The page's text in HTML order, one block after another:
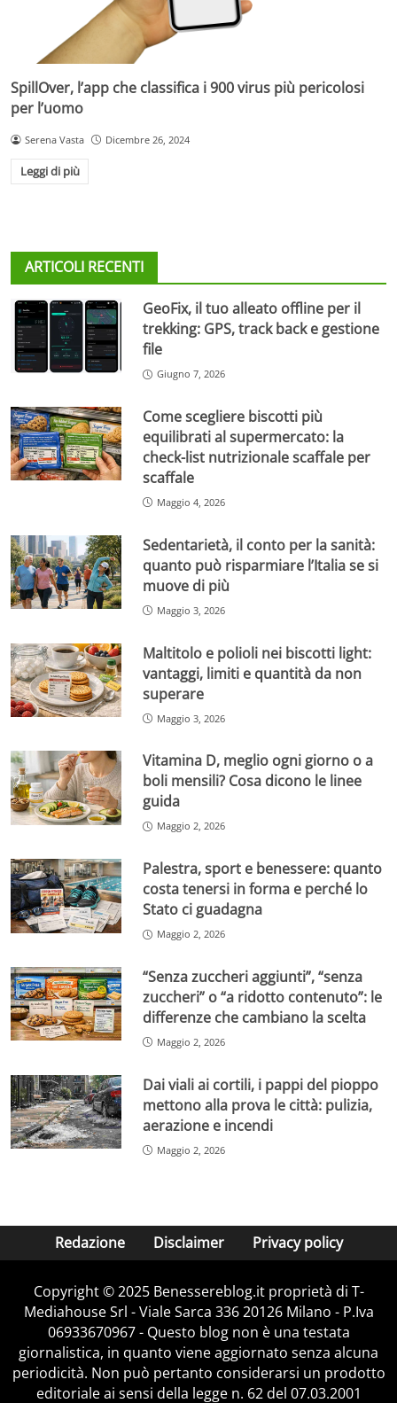
SpillOver, l’app che classifica i 900 virus più pericolosi
per l’uomo
Serena Vasta Dicembre 26, 2024
Leggi di più
ARTICOLI RECENTI
GeoFix, il tuo alleato offline per il
trekking: GPS, track back e gestione
file
Giugno 7, 2026
Come scegliere biscotti più
equilibrati al supermercato: la
check-list nutrizionale scaffale per
scaffale
Maggio 4, 2026
Sedentarietà, il conto per la sanità:
quanto può risparmiare l’Italia se si
muove di più
Maggio 3, 2026
Maltitolo e polioli nei biscotti light:
vantaggi, limiti e quantità da non
superare
Maggio 3, 2026
Vitamina D, meglio ogni giorno o a
boli mensili? Cosa dicono le linee
guida
Maggio 2, 2026
Palestra, sport e benessere: quanto
costa tenersi in forma e perché lo
Stato ci guadagna
Maggio 2, 2026
“Senza zuccheri aggiunti”, “senza
zuccheri” o “a ridotto contenuto”: le
differenze che cambiano la scelta
Maggio 2, 2026
Dai viali ai cortili, i pappi del pioppo
mettono alla prova le città: pulizia,
aerazione e incendi
Maggio 2, 2026
Redazione Disclaimer Privacy policy
Copyright © 2025 Benessereblog.it proprietà di T-
Mediahouse Srl - Viale Sarca 336 20126 Milano - P.Iva
06933670967 - Questo blog non è una testata
giornalistica, in quanto viene aggiornato senza alcuna
periodicità. Non può pertanto considerarsi un prodotto
editoriale ai sensi della legge n. 62 del 07.03.2001